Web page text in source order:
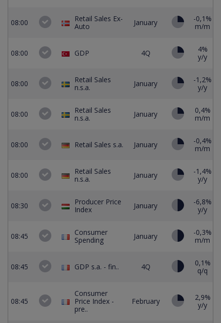
08:00
Retail Sales Ex-
Auto
January
-0,1%
m/m
08:00 GDP 4Q
4%
y/y
08:00
Retail Sales
n.s.a.
January
-1,2%
y/y
08:00
Retail Sales
n.s.a.
January
0,4%
m/m
08:00 Retail Sales s.a. January
-0,4%
m/m
08:00
Retail Sales
n.s.a.
January
-1,4%
y/y
08:30
Producer Price
Index
January
-6,8%
y/y
08:45
Consumer
Spending
January
-0,3%
m/m
08:45 GDP s.a. - fin.. 4Q
0,1%
q/q
08:45
Consumer
Price Index -
pre..
February
2,9%
y/y